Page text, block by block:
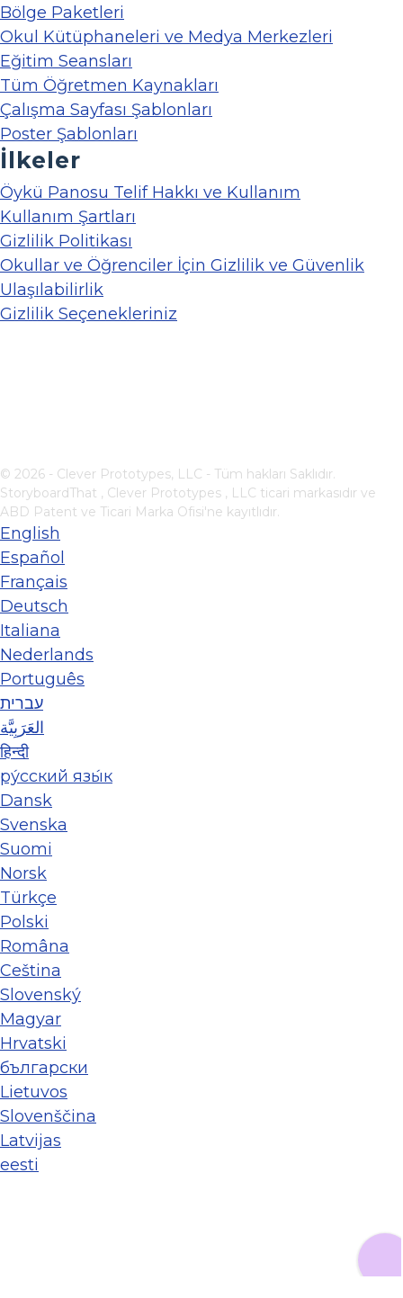
Bölge Paketleri
Okul Kütüphaneleri ve Medya Merkezleri
Eğitim Seansları
Tüm Öğretmen Kaynakları
Çalışma Sayfası Şablonları
Poster Şablonları
İlkeler
Öykü Panosu Telif Hakkı ve Kullanım
Kullanım Şartları
Gizlilik Politikası
Okullar ve Öğrenciler İçin Gizlilik ve Güvenlik
Ulaşılabilirlik
Gizlilik Seçenekleriniz
© 2026 - Clever Prototypes, LLC - Tüm hakları Saklıdır.
StoryboardThat , Clever Prototypes , LLC ticari markasıdır ve
ABD Patent ve Ticari Marka Ofisi'ne kayıtlıdır.
English
Español
Français
Deutsch
Italiana
Nederlands
Português
עברית
العَرَبِيَّة
हिन्दी
ру́сский язы́к
Dansk
Svenska
Suomi
Norsk
Türkçe
Polski
Româna
Ceština
Slovenský
Magyar
Hrvatski
български
Lietuvos
Slovenščina
Latvijas
eesti